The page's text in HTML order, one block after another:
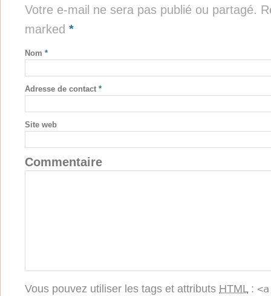
Votre e-mail ne sera pas publié ou partagé.
marked *
Nom *
Adresse de contact *
Site web
Commentaire
Vous pouvez utiliser les tags et attributs HTML: